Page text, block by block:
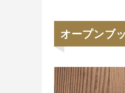
オープンブ